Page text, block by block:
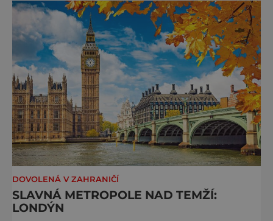
typicky londýnského? Angličané milují
kluziště, patří k neodmyslitelné předvánoční
tradici a zábavě všech věkových k
DOVOLENÁ V ZAHRANIČÍ
SLAVNÁ METROPOLE NAD TEMŽÍ:
LONDÝN